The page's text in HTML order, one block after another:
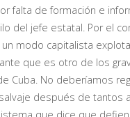
falta de formación e
del jefe estatal. Por el
modo capitalista
que es otro de los
Cuba. No deberíamos
después de tantos
que dice que